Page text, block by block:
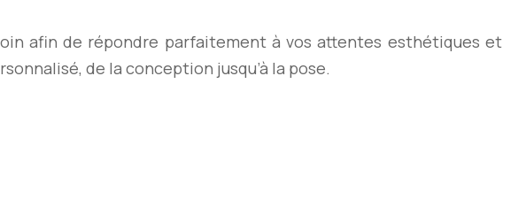
afin de répondre parfaitement à vos attentes esthétiques et
de la conception jusqu’à la pose.